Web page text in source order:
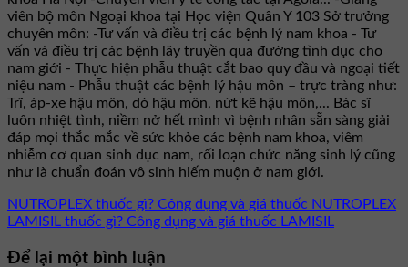
viên bộ môn Ngoại khoa tại Học viện Quân Y 103 Sở trưởng
chuyên môn: -Tư vấn và điều trị các bệnh lý nam khoa - Tư
vấn và điều trị các bệnh lây truyền qua đường tình dục cho
nam giới - Thực hiện phẫu thuật cắt bao quy đầu và ngoại tiết
niệu nam - Phẫu thuật các bệnh lý hậu môn – trực tràng như:
Trĩ, áp-xe hậu môn, dò hậu môn, nứt kẽ hậu môn,... Bác sĩ
luôn nhiệt tình, niềm nở hết mình vì bệnh nhân sẵn sàng giải
đáp mọi thắc mắc về sức khỏe các bệnh nam khoa, viêm
nhiễm cơ quan sinh dục nam, rối loạn chức năng sinh lý cũng
như là chuẩn đoán vô sinh hiếm muộn ở nam giới.
NUTROPLEX thuốc gì? Công dụng và giá thuốc NUTROPLEX
LAMISIL thuốc gì? Công dụng và giá thuốc LAMISIL
Để lại một bình luận